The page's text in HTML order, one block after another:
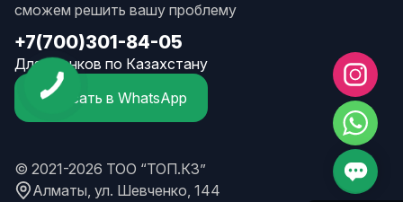
сможем решить вашу проблему
+7(700)301-84-05
Для звонков по Казахстану
Написать в WhatsApp
© 2021-2026 ТОО “ТОП.КЗ”
Алматы, ул. Шевченко, 144